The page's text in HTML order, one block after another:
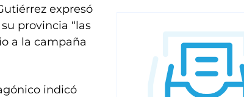
expresó
provincia “las
a la campaña
indicó